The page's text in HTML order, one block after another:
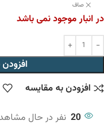
صاف
در انبار موجود نمی باشد
افزودن به مقایسه
20 نفر در حال